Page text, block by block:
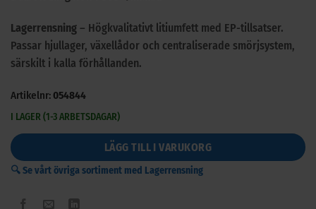
Lagerrensning – Högkvalitativt litiumfett med EP-tillsatser.
Passar hjullager, växellådor och centraliserade smörjsystem,
särskilt i kalla förhållanden.
Artikelnr: 054844
I LAGER (1-3 ARBETSDAGAR)
LÄGG TILL I VARUKORG
🔍 Se vårt övriga sortiment med Lagerrensning